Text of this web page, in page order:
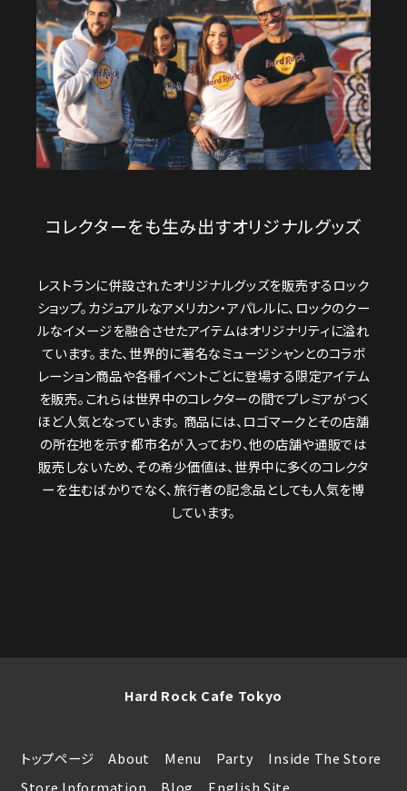
コレクターをも生み出すオリジナルグッズ
レストランに併設されたオリジナルグッズを販売するロック
ショップ。カジュアルなアメリカン・アパレルに、ロックのクー
ルなイメージを融合させたアイテムはオリジナリティに溢れ
ています。また、世界的に著名なミュージシャンとのコラボ
レーション商品や各種イベントごとに登場する限定アイテム
を販売。これらは世界中のコレクターの間でプレミアがつく
ほど人気となっています。 商品には、ロゴマークとその店舗
の所在地を示す都市名が入っており、他の店舗や通販では
販売しないため、その希少価値は、世界中に多くのコレクタ
ーを生むばかりでなく、旅行者の記念品としても人気を博
しています。
Hard Rock Cafe Tokyo
トップページ About Menu Party
Inside The Store
Store Information
Blog English Site